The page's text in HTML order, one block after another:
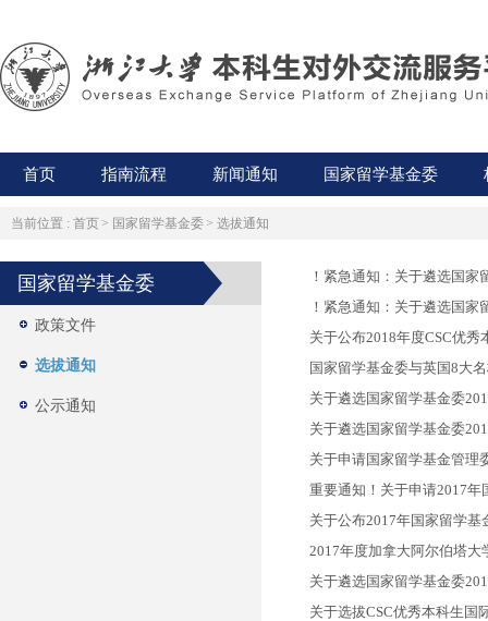
首页 指南流程 新闻通知 国家留学基金委
当前位置 : 首页 > 国家留学基金委 > 选拔通知
国家留学基金委
政策文件
选拔通知
公示通知
！紧急通知：关于遴选国
！紧急通知：关于遴选国
关于公布2018年度CSC优
国家留学基金委与英国8大
关于遴选国家留学基金委
关于遴选国家留学基金委
关于申请国家留学基金管理
重要通知！关于申请2017
关于公布2017年国家留学
2017年度加拿大阿尔伯塔
关于遴选国家留学基金委
关于选拔CSC优秀本科生国